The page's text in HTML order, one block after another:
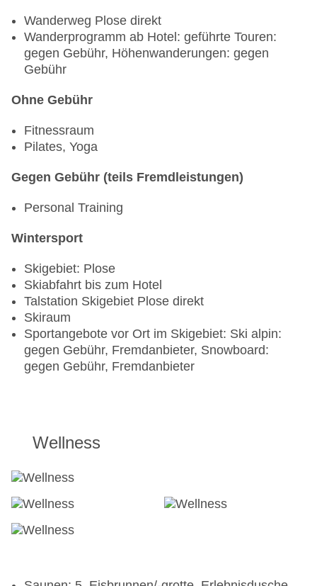
Die Gäste haben die Wahl das Abendessen anstatt
im My Arbor dort einzunehmen.
Das wäre flexibel jeden Tag möglich.
Wanderweg Plose direkt
Wanderprogramm ab Hotel: geführte Touren:
gegen Gebühr, Höhenwanderungen: gegen
Gebühr
Ohne Gebühr
Fitnessraum
Pilates, Yoga
Gegen Gebühr (teils Fremdleistungen)
Personal Training
Wintersport
Skigebiet: Plose
Skiabfahrt bis zum Hotel
Talstation Skigebiet Plose direkt
Skiraum
Sportangebote vor Ort im Skigebiet: Ski alpin:
gegen Gebühr, Fremdanbieter, Snowboard:
gegen Gebühr, Fremdanbieter
Wellness